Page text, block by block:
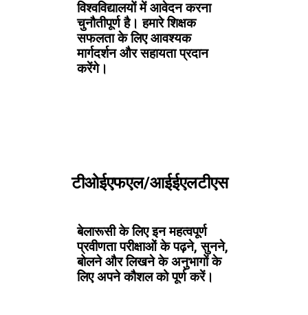
विश्वविद्यालयों में आवेदन करना
चुनौतीपूर्ण है। हमारे शिक्षक
सफलता के लिए आवश्यक
मार्गदर्शन और सहायता प्रदान
करेंगे।
टीओईएफएल/आईईएलटीएस
बेलारूसी के लिए इन महत्वपूर्ण
प्रवीणता परीक्षाओं के पढ़ने, सुनने,
बोलने और लिखने के अनुभागों के
लिए अपने कौशल को पूर्ण करें।